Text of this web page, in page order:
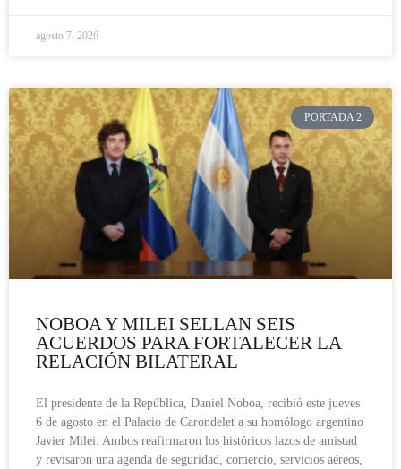
agosto 7, 2026
PORTADA 2
NOBOA Y MILEI SELLAN SEIS
ACUERDOS PARA FORTALECER LA
RELACIÓN BILATERAL
El presidente de la República, Daniel Noboa, recibió este jueves
6 de agosto en el Palacio de Carondelet a su homólogo argentino
Javier Milei. Ambos reafirmaron los históricos lazos de amistad
y revisaron una agenda de seguridad, comercio, servicios aéreos,